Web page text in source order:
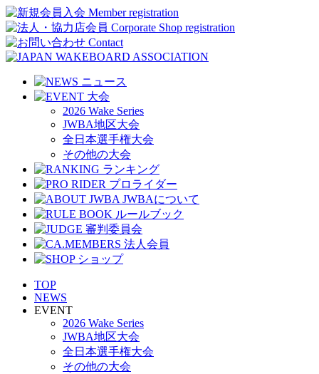
2026 Wake Series
JWBA地区大会
全日本選手権大会
その他の大会
TOP
NEWS
EVENT
2026 Wake Series
JWBA地区大会
全日本選手権大会
その他の大会